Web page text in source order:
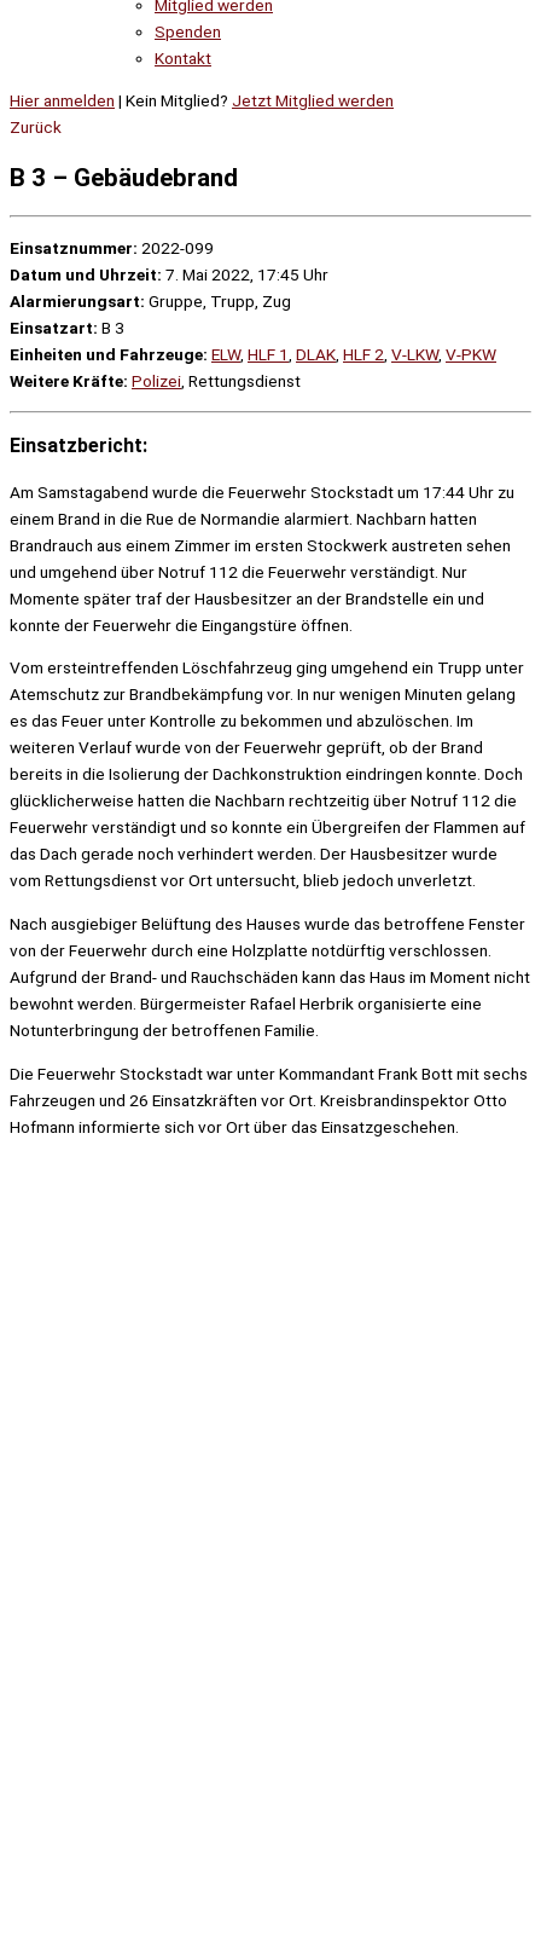
Mitglied werden
Spenden
Kontakt
Hier anmelden | Kein Mitglied? Jetzt Mitglied werden
Zurück
B 3 – Gebäudebrand
Einsatznummer: 2022-099
Datum und Uhrzeit: 7. Mai 2022, 17:45 Uhr
Alarmierungsart: Gruppe, Trupp, Zug
Einsatzart: B 3
Einheiten und Fahrzeuge: ELW, HLF 1 DLAK HLF 2 V-LKW, V-PKW
Weitere Kräfte: Polizei , Rettungsdienst
Einsatzbericht:
Am Samstagabend wurde die Feuerwehr Stockstadt um 17:44 Uhr zu
einem Brand in die Rue de Normandie alarmiert. Nachbarn hatten
Brandrauch aus einem Zimmer im ersten Stockwerk austreten sehen
und umgehend über Notruf 112 die Feuerwehr verständigt. Nur
Momente später traf der Hausbesitzer an der Brandstelle ein und
konnte der Feuerwehr die Eingangstüre öffnen.
Vom ersteintreffenden Löschfahrzeug ging umgehend ein Trupp unter
Atemschutz zur Brandbekämpfung vor. In nur wenigen Minuten gelang
es das Feuer unter Kontrolle zu bekommen und abzulöschen. Im
weiteren Verlauf wurde von der Feuerwehr geprüft, ob der Brand
bereits in die Isolierung der Dachkonstruktion eindringen konnte. Doch
glücklicherweise hatten die Nachbarn rechtzeitig über Notruf 112 die
Feuerwehr verständigt und so konnte ein Übergreifen der Flammen auf
das Dach gerade noch verhindert werden. Der Hausbesitzer wurde
vom Rettungsdienst vor Ort untersucht, blieb jedoch unverletzt.
Nach ausgiebiger Belüftung des Hauses wurde das betroffene Fenster
von der Feuerwehr durch eine Holzplatte notdürftig verschlossen.
Aufgrund der Brand- und Rauchschäden kann das Haus im Moment nicht
bewohnt werden. Bürgermeister Rafael Herbrik organisierte eine
Notunterbringung der betroffenen Familie.
Die Feuerwehr Stockstadt war unter Kommandant Frank Bott mit sechs
Fahrzeugen und 26 Einsatzkräften vor Ort. Kreisbrandinspektor Otto
Hofmann informierte sich vor Ort über das Einsatzgeschehen.